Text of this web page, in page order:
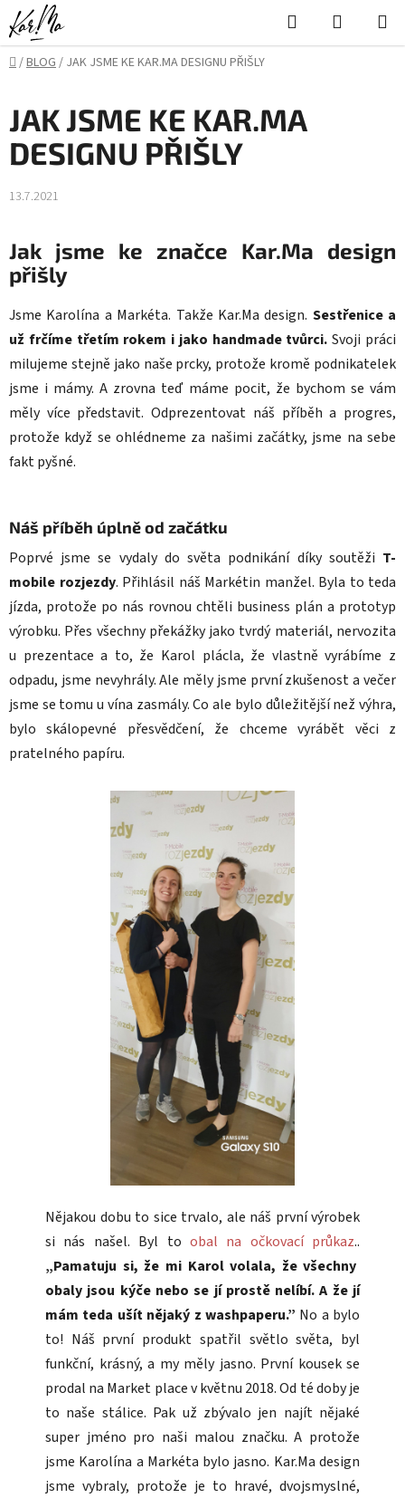
Přejít
na
obsah
Hledat
KOŠÍK
Domů
/BLOG/ JAK JSME KE KAR.MA DESIGNU PŘIŠLY
JAK JSME KE KAR.MA
DESIGNU PŘIŠLY
13.7.2021
Jak jsme ke značce Kar.Ma design
přišly
Jsme Karolína a Markéta. Takže Kar.Ma design. Sestřenice a
už frčíme třetím rokem i jako handmade tvůrci. Svoji práci
milujeme stejně jako naše prcky, protože kromě podnikatelek
jsme i mámy. A zrovna teď máme pocit, že bychom se vám
měly více představit. Odprezentovat náš příběh a progres,
protože když se ohlédneme za našimi začátky, jsme na sebe
fakt pyšné.
Náš příběh úplně od začátku
Poprvé jsme se vydaly do světa podnikání díky soutěži T-
mobile rozjezdy. Přihlásil náš Markétin manžel. Byla to teda
jízda, protože po nás rovnou chtěli business plán a prototyp
výrobku. Přes všechny překážky jako tvrdý materiál, nervozita
u prezentace a to, že Karol plácla, že vlastně vyrábíme z
odpadu, jsme nevyhrály. Ale měly jsme první zkušenost a večer
jsme se tomu u vína zasmály. Co ale bylo důležitější než výhra,
bylo skálopevné přesvědčení, že chceme vyrábět věci z
pratelného papíru.
Nějakou dobu to sice trvalo, ale náš první výrobek
si nás našel. Byl to obal na očkovací průkaz..
„Pamatuju si, že mi Karol volala, že všechny
obaly jsou kýče nebo se jí prostě nelíbí. A že jí
mám teda ušít nějaký z washpaperu.” No a bylo
to! Náš první produkt spatřil světlo světa, byl
funkční, krásný, a my měly jasno. První kousek se
prodal na Market place v květnu 2018. Od té doby je
to naše stálice. Pak už zbývalo jen najít nějaké
super jméno pro naši malou značku. A protože
jsme Karolína a Markéta bylo jasno. Kar.Ma design
jsme vybraly, protože je to hravé, dvojsmyslné,